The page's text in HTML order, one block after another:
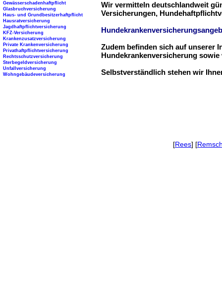
Wir vermitteln deutschlandweit
Versicherungen,
Zudem befinden sich auf unserer
Hundekrankenversicherung
Selbstverständlich stehen wir
Gewässerschadenhaftpflicht
Glasbruchversicherung
Haus- und Grundbesitzerhaftpflicht
Hausratversicherung
Jagdhaftpflichtversicherung
KFZ-Versicherung
Krankenzusatzversicherung
Private Krankenversicherung
Privathaftpflichtversicherung
Rechtsschutzversicherung
Sterbegeldversicherung
Unfallversicherung
Wohngebäudeversicherung
[Rees] [